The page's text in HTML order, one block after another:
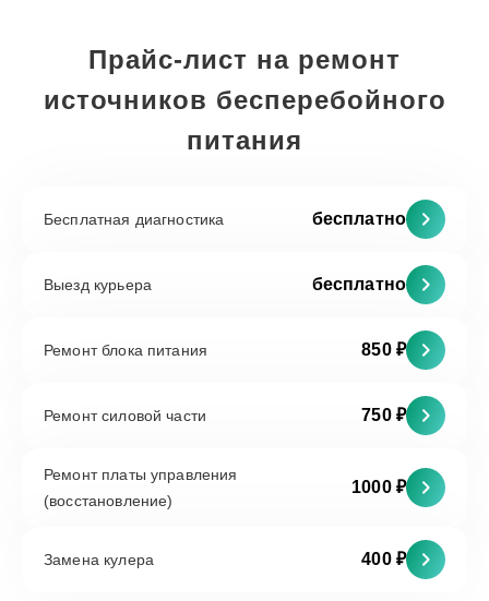
Прайс-лист на ремонт
источников бесперебойного
питания
Бесплатная диагностика бесплатно
Выезд курьера бесплатно
Ремонт блока питания 850 ₽
Ремонт силовой части 750 ₽
Ремонт платы управления
(восстановление)
1000 ₽
Замена кулера 400 ₽